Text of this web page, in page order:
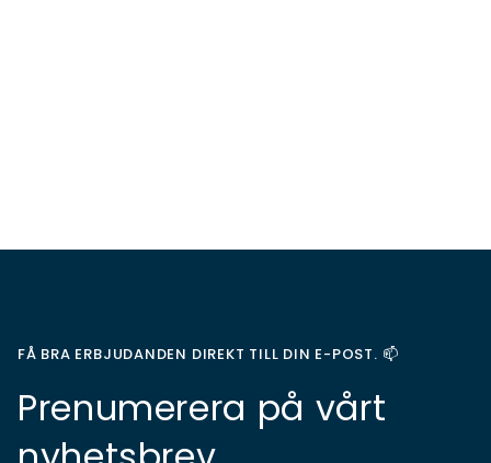
FÅ BRA ERBJUDANDEN DIREKT TILL DIN E-POST. 📫
Prenumerera på vårt